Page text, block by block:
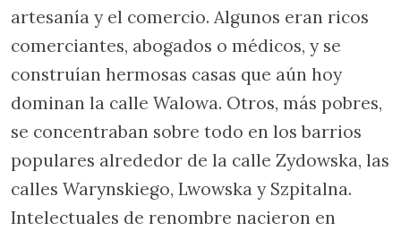
artesanía y el comercio. Algunos eran ricos
comerciantes, abogados o médicos, y se
construían hermosas casas que aún hoy
dominan la calle Walowa. Otros, más pobres,
se concentraban sobre todo en los barrios
populares alrededor de la calle Zydowska, las
calles Warynskiego, Lwowska y Szpitalna.
Intelectuales de renombre nacieron en